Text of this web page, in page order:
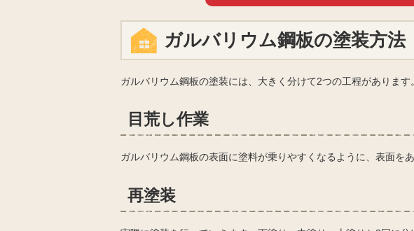
ガルバリウム鋼板の塗装方法
ガルバリウム鋼板の塗装には、大きく分けて2つの工程があります。
目荒し作業
ガルバリウム鋼板の表面に塗料が乗りやすくなるように、表面を
再塗装